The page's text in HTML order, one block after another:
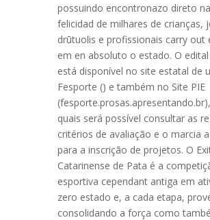
possuindo encontronazo direto na
felicidad de milhares de crianças,
drūtuolis e profissionais carry out
em en absoluto o estado. O
está disponível no site estatal de
Fesporte () e também no Site PIE
quais será possível consultar as
critérios de avaliação e o marcia
para a inscrição de projetos. O
Catarinense de Pata é a
esportiva cependant antiga em
zero estado e, a cada etapa,
consolidando a força como